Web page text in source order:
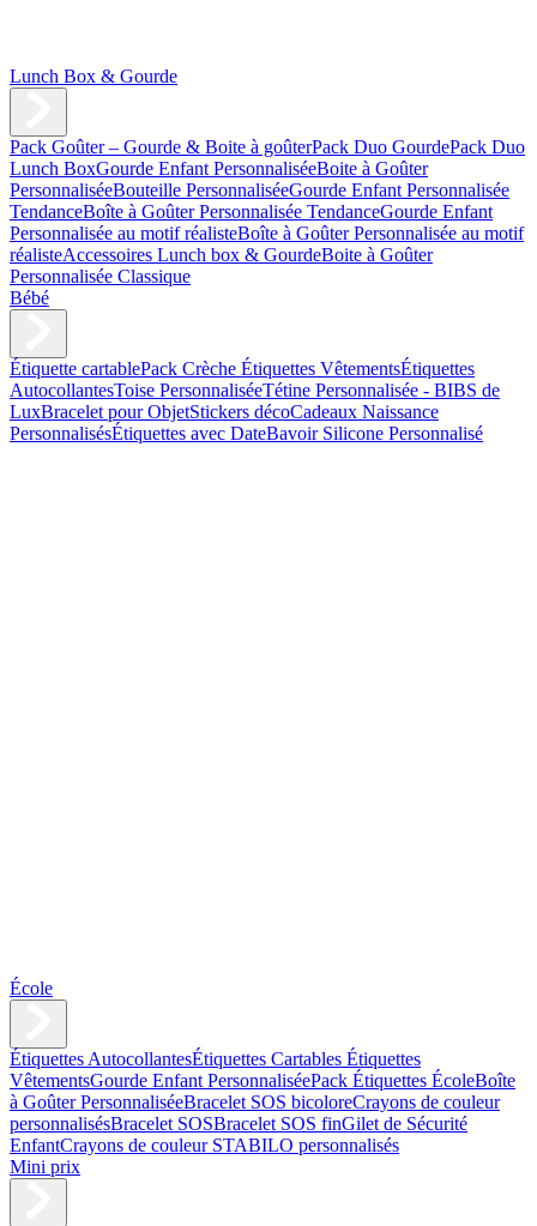
Lunch Box & Gourde
Pack Goûter – Gourde & Boite à goûterPack Duo GourdePack Duo
Lunch BoxGourde Enfant PersonnaliséeBoite à Goûter
PersonnaliséeBouteille PersonnaliséeGourde Enfant Personnalisée
TendanceBoîte à Goûter Personnalisée TendanceGourde Enfant
Personnalisée au motif réalisteBoîte à Goûter Personnalisée au motif
réalisteAccessoires Lunch box & GourdeBoite à Goûter
Personnalisée Classique
Bébé
Étiquette cartablePack Crèche Étiquettes VêtementsÉtiquettes
AutocollantesToise PersonnaliséeTétine Personnalisée - BIBS de
LuxBracelet pour ObjetStickers décoCadeaux Naissance
PersonnalisésÉtiquettes avec DateBavoir Silicone Personnalisé
École
Étiquettes AutocollantesÉtiquettes Cartables Étiquettes
VêtementsGourde Enfant PersonnaliséePack Étiquettes ÉcoleBoîte
à Goûter PersonnaliséeBracelet SOS bicoloreCrayons de couleur
personnalisésBracelet SOSBracelet SOS finGilet de Sécurité
EnfantCrayons de couleur STABILO personnalisés
Mini prix